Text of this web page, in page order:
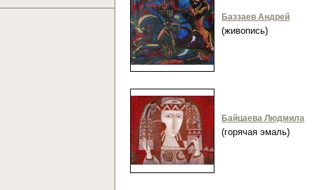
Баззаев Андрей
(живопись)
Байцаева Людмила
(горячая эмаль)